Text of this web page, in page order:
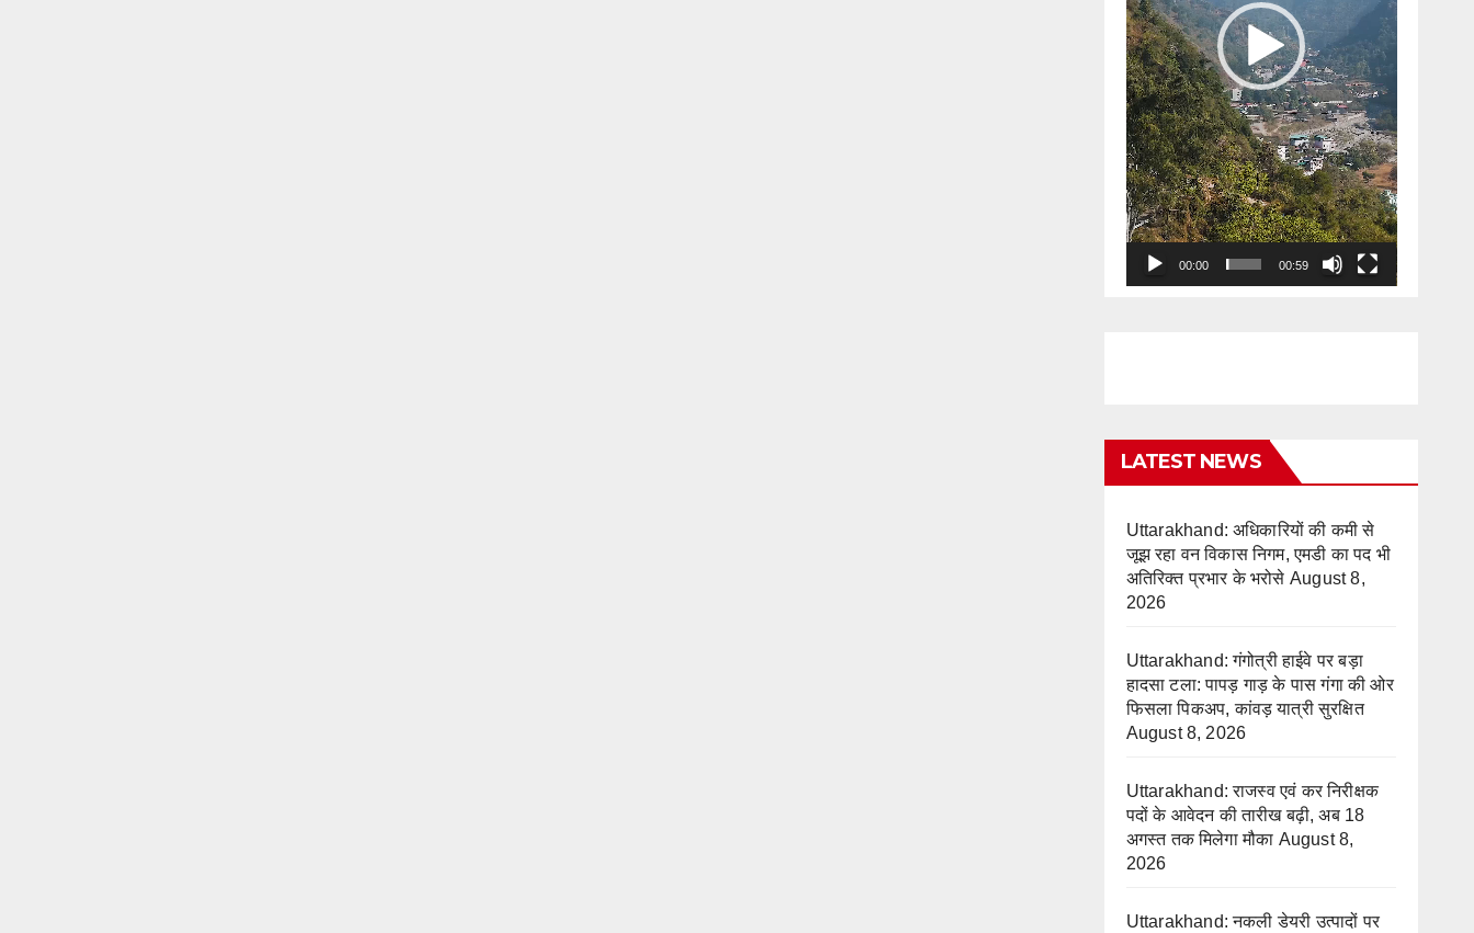
00:00 00:59
LATEST NEWS
Uttarakhand: अधिकारियों की कमी से
जूझ रहा वन विकास निगम, एमडी का पद भी
अतिरिक्त प्रभार के भरोसे August 8,
2026
Uttarakhand: गंगोत्री हाईवे पर बड़ा
हादसा टला: पापड़ गाड़ के पास गंगा की ओर
फिसला पिकअप, कांवड़ यात्री सुरक्षित
August 8, 2026
Uttarakhand: राजस्व एवं कर निरीक्षक
पदों के आवेदन की तारीख बढ़ी, अब 18
अगस्त तक मिलेगा मौका August 8,
2026
Uttarakhand: नकली डेयरी उत्पादों पर